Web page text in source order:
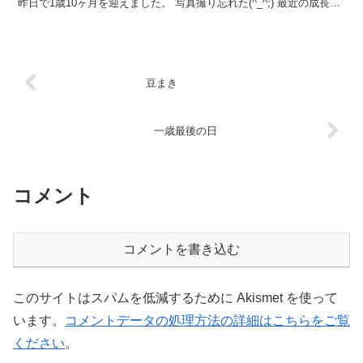
昨日で1歳10ヶ月を迎えました。 写真撮り忘れた(^_^;) 最近の成長ぶ
豆まき
一歳最後の日
コメント
コメントを書き込む
このサイトはスパムを低減するために Akismet を使って
います。
コメントデータの処理方法の詳細はこちらをご覧
ください。